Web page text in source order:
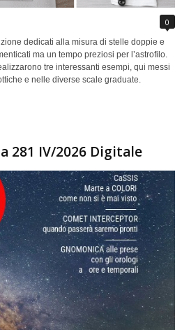
0
dedicati alla misura di stelle doppie e
ma un tempo preziosi per l’astrofilo.
tre interessanti esempi, qui messi
e nelle diverse scale graduate.
281 IV/2026 Digitale